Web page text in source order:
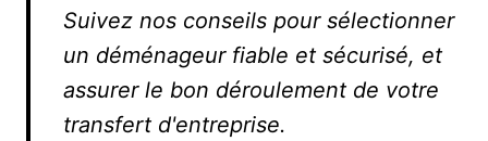
Suivez nos conseils pour sélectionner
un déménageur fiable et sécurisé, et
assurer le bon déroulement de votre
transfert d'entreprise.